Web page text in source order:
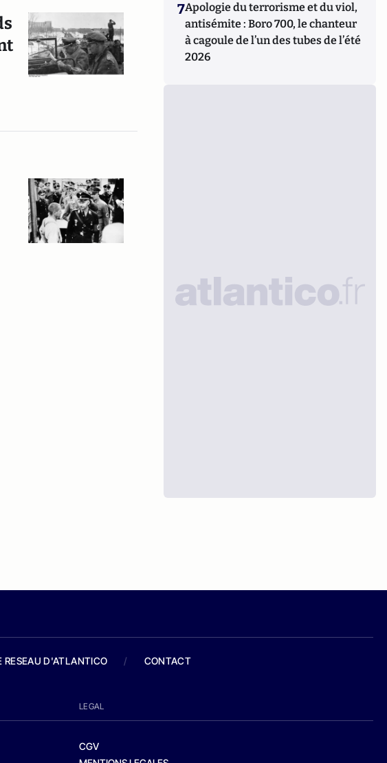
7Apologie du terrorisme et du viol,
antisémite : Boro 700, le chanteur
à cagoule de l’un des tubes de l’été
2026
RESEAU D'ATLANTICO / CONTACT
LEGAL
CGV